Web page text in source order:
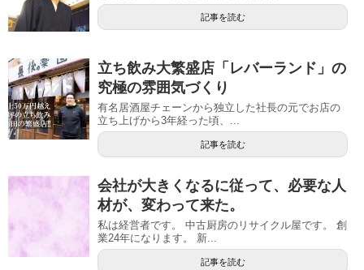
記事を読む
立ち飲み大繁盛店「レバーランド」の
究極の雰囲気づくり
有名居酒屋チェーンから独立した社長の元でお店の
立ち上げから3年経った頃、...
記事を読む
会社が大きくなるに従って、必要な人
材が、変わって来た。
私は経営者です。 中古厨房のリサイクル屋です。 創
業24年になります。 新...
記事を読む